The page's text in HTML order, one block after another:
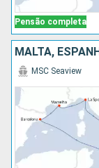
Pensão completa
MALTA,
MSC Seaview